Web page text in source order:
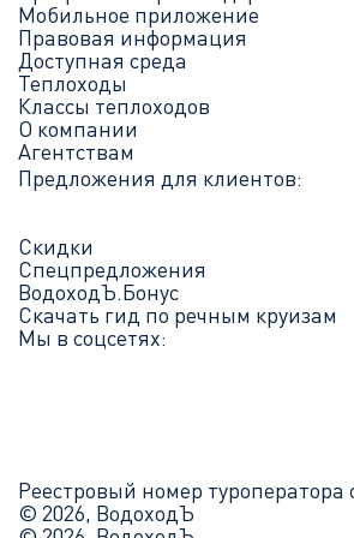
Мобильное приложение
Правовая информация
Доступная среда
Теплоходы
Классы теплоходов
О компании
Агентствам
Предложения для клиентов:
Скидки
Спецпредложения
ВодоходЪ.Бонус
Скачать гид по речным круизам
Мы в соцсетях:
Реестровый номер
© 2026, ВодоходЪ